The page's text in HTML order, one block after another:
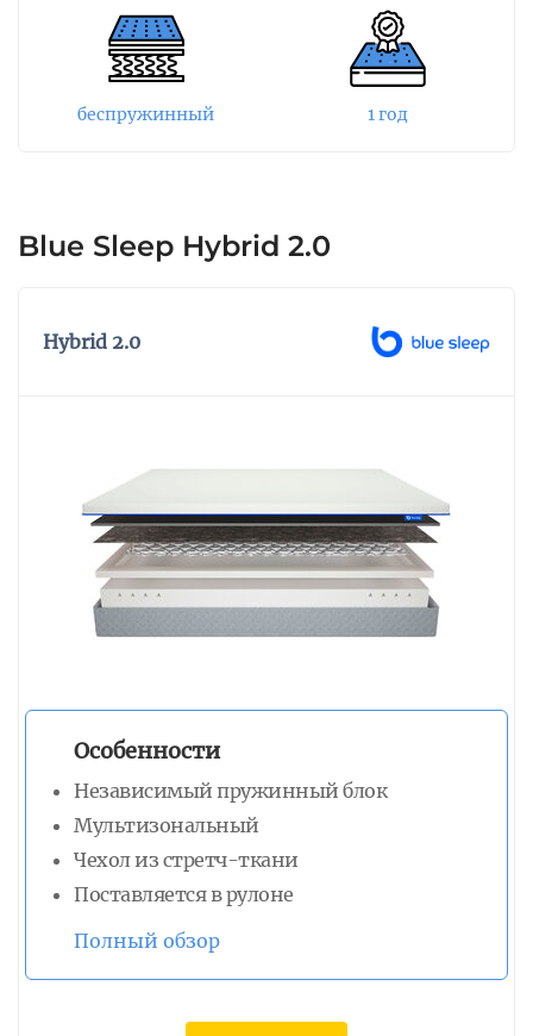
износостойкий, и в жаркое время матрас не
нагревается, а сохраняет прохладу спального
места. “Зимняя сторона” чехла выполнена из
натуральной шерсти тонкорунного мериноса.
беспружинный 1 год
Blue Sleep Hybrid 2.0
Hybrid 2.0
Особенности
Независимый пружинный блок
Мультизональный
Чехол из стретч-ткани
Поставляется в рулоне
Полный обзор